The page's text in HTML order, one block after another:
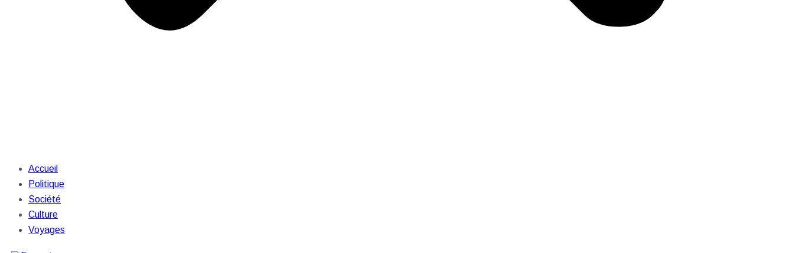
Accueil
Politique
Société
Culture
Voyages